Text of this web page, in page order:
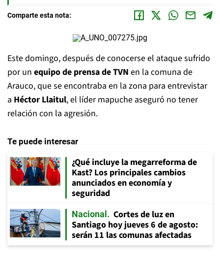
Comparte esta nota:
Este domingo, después de conocerse el ataque sufrido
por un equipo de prensa de TVN en la comuna de
Arauco, que se encontraba en la zona para entrevistar
a Héctor Llaitul, el líder mapuche aseguró no tener
relación con la agresión.
Te puede interesar
¿Qué incluye la megarreforma de
Kast? Los principales cambios
anunciados en economía y
seguridad
Nacional
Cortes de luz en
Santiago hoy jueves 6 de agosto:
serán 11 las comunas afectadas